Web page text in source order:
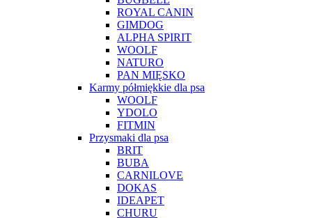
ROYAL CANIN
GIMDOG
ALPHA SPIRIT
WOOLF
NATURO
PAN MIĘSKO
Karmy półmiękkie dla psa
WOOLF
YDOLO
FITMIN
Przysmaki dla psa
BRIT
BUBA
CARNILOVE
DOKAS
IDEAPET
CHURU